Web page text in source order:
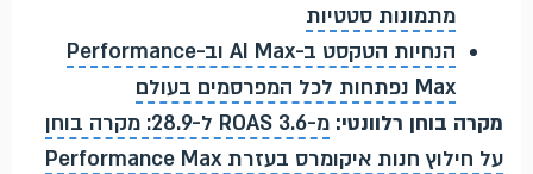
מתמונות סטטיות
הנחיות הטקסט ב-AI Max וב-Performance
Max נפתחות לכל המפרסמים בעולם
מקרה בוחן רלוונטי:
מ-ROAS 3.6 ל-28.9: מקרה בוחן
על חילוץ חנות איקומרס בעזרת Performance Max